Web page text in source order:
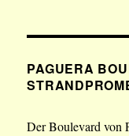
PAGUERA
Der Boulevard von